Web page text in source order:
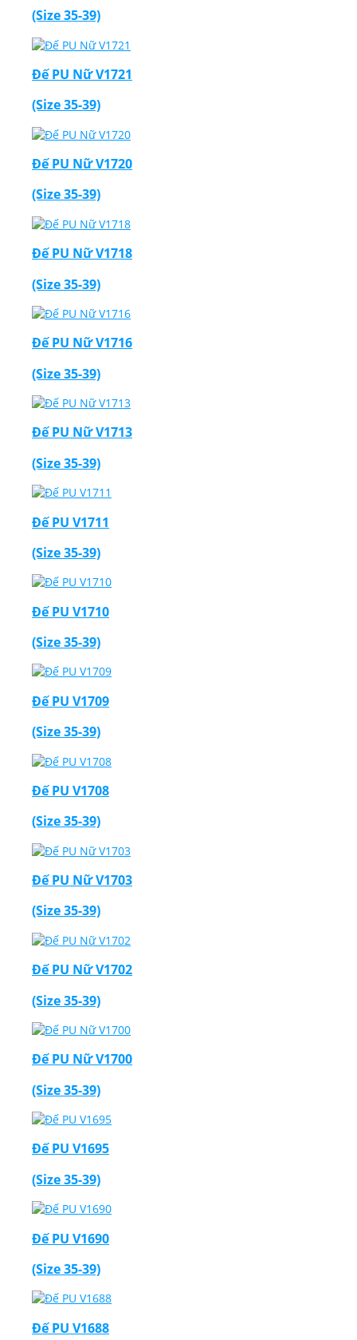
(Size 35-39)
Đế PU Nữ V1721
(Size 35-39)
Đế PU Nữ V1720
(Size 35-39)
Đế PU Nữ V1718
(Size 35-39)
Đế PU Nữ V1716
(Size 35-39)
Đế PU Nữ V1713
(Size 35-39)
Đế PU V1711
(Size 35-39)
Đế PU V1710
(Size 35-39)
Đế PU V1709
(Size 35-39)
Đế PU V1708
(Size 35-39)
Đế PU Nữ V1703
(Size 35-39)
Đế PU Nữ V1702
(Size 35-39)
Đế PU Nữ V1700
(Size 35-39)
Đế PU V1695
(Size 35-39)
Đế PU V1690
(Size 35-39)
Đế PU V1688